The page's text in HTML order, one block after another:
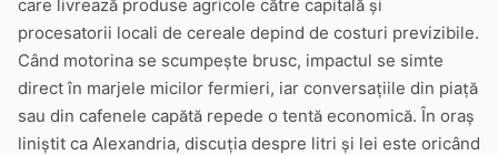
care livrează produse agricole către capitală și
procesatorii locali de cereale depind de costuri previzibile.
Când motorina se scumpește brusc, impactul se simte
direct în marjele micilor fermieri, iar conversațiile din piață
sau din cafenele capătă repede o tentă economică. În oraș
liniștit ca Alexandria, discuția despre litri și lei este oricând